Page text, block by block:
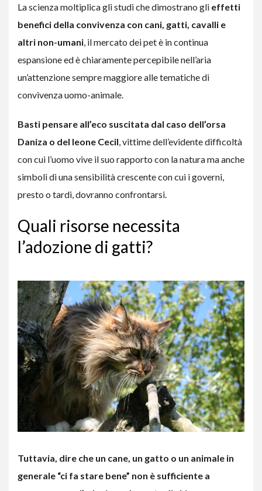
La scienza moltiplica gli studi che dimostrano gli effetti
benefici della convivenza con cani, gatti, cavalli e
altri non-umani , il mercato dei pet è in continua
espansione ed è chiaramente percepibile nell’aria
un’attenzione sempre maggiore alle tematiche di
convivenza uomo-animale.
Basti pensare all’eco suscitata dal caso dell’orsa
Daniza o del leone Cecil , vittime dell’evidente difficoltà
con cui l’uomo vive il suo rapporto con la natura ma anche
simboli di una sensibilità crescente con cui i governi,
presto o tardi, dovranno confrontarsi.
Quali risorse necessita
l’adozione di gatti?
Tuttavia, dire che un cane, un gatto o un animale in
generale “ci fa stare bene” non è sufficiente a